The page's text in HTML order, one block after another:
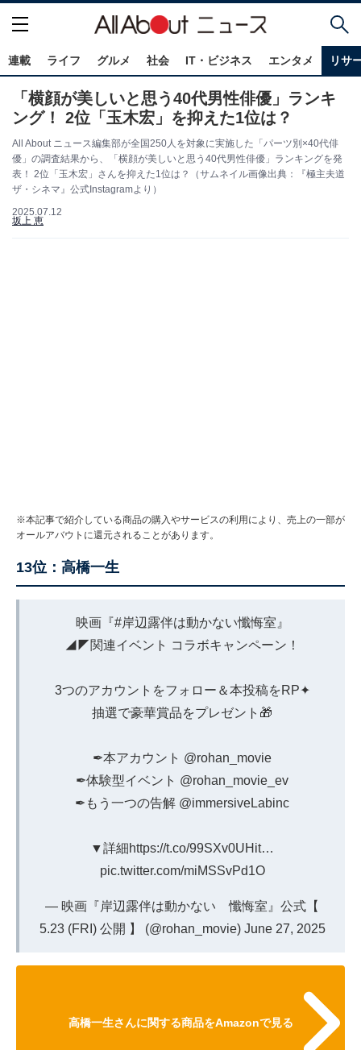
連載 ライフ グルメ 社会 IT・ビジネス エンタメ リサ
「横顔が美しいと思う40代男性俳優」ランキ
ング！ 2位「玉木宏」を抑えた1位は？
All About ニュース編集部が全国250人を対象に実施した「パーツ別×40代俳
優」の調査結果から、「横顔が美しいと思う40代男性俳優」ランキングを発
表！ 2位「玉木宏」さんを抑えた1位は？（サムネイル画像出典：『極主夫道
ザ・シネマ』公式Instagramより）
2025.07.12
坂上 恵
※本記事で紹介している商品の購入やサービスの利用により、売上の一部が
オールアバウトに還元されることがあります。
13位：高橋一生
映画『#岸辺露伴は動かない懺悔室 』
◢◤関連イベント コラボキャンペーン！
3つのアカウントをフォロー＆本投稿をRP✦
抽選で豪華賞品をプレゼント🎁
✒︎本アカウント @rohan_movie
✒︎体験型イベント @rohan_movie_ev
✒︎もう一つの告解 @immersiveLabinc
▼詳細https://t.co/99SXv0UHit…
pic.twitter.com/miMSSvPd1O
— 映画『岸辺露伴は動かない 懺悔室』公式【
5.23 (FRI) 公開 】 (@rohan_movie) June 27, 2025
高橋一生さんに関する商品をAmazonで見る